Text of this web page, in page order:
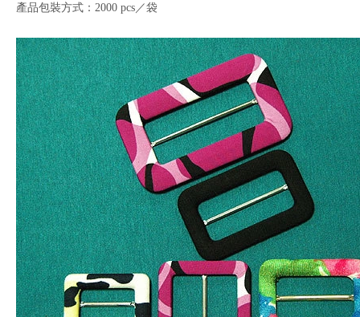
產品包裝方式：2000 pcs／袋